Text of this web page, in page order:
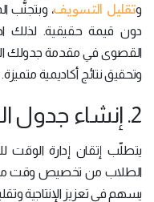
وتقليل التسويف، وبتجنُّب
دون قيمة حقيقية. لذلك
القصوى في مقدمة جدولك
وتحقيق نتائج أكاديمية متميزة.
2. إنشاء جدول المهام اليومية
يتطلّب إتقان إدارة
الطلاب من تخصيص وقت
يسهم في تعزيز الإنتاجية